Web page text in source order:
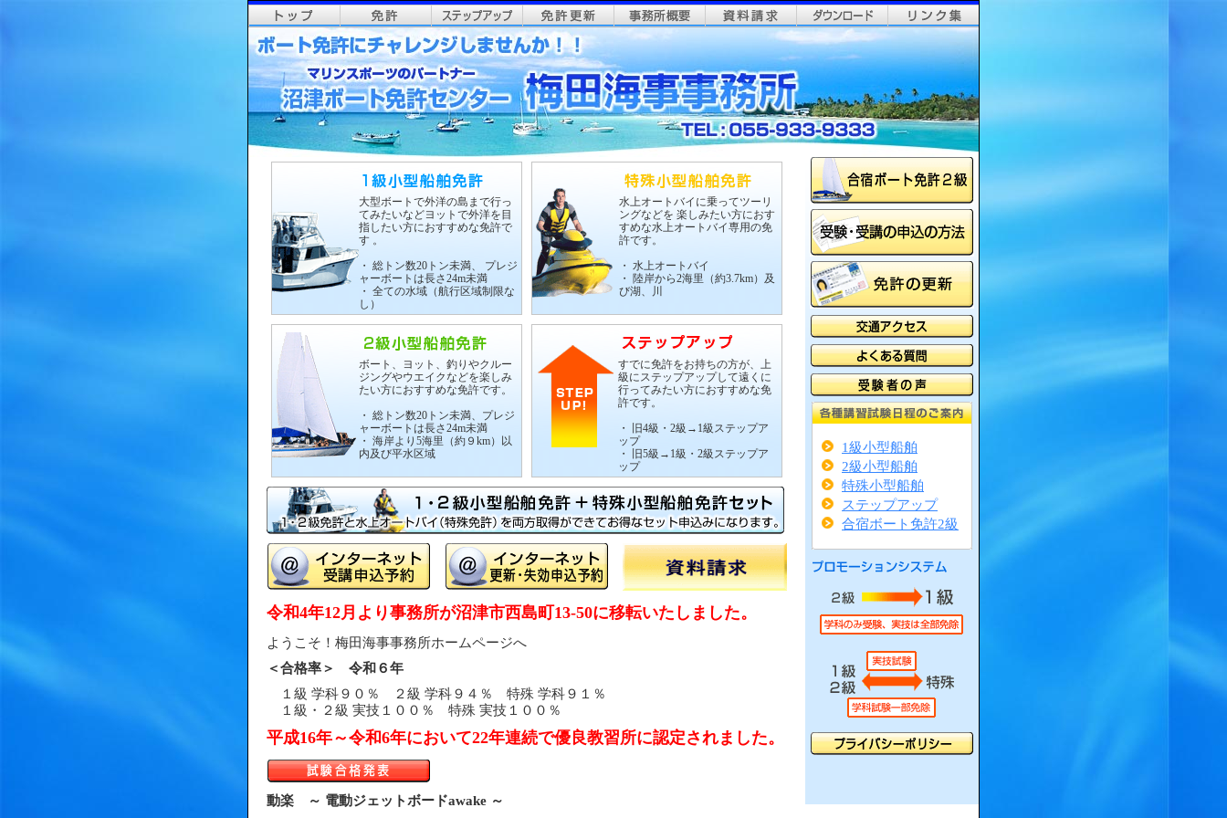
1級小型船舶
2級小型船舶
特殊小型船舶
ステップアップ
合宿ボート免許2級
大型ボートで外洋の島まで行っ
てみたいなどヨットで外洋を目
指したい方におすすめな免許で
す 。
・ 総トン数20トン未満、 プレジ
ャーボートは長さ24m未満
・ 全ての水域（航行区域制限な
し）
水上オートバイに乗ってツーリ
ングなどを 楽しみたい方におす
すめな水上オートバイ専用の免
許です。
・ 水上オートバイ
・ 陸岸から2海里（約3.7km）及
び湖、川
ボート、ヨット、釣りやクルー
ジングやウエイクなどを楽しみ
たい方におすすめな免許です。
・ 総トン数20トン未満、プレジ
ャーボートは長さ24m未満
・ 海岸より5海里（約９km）以
内及び平水区域
すでに免許をお持ちの方が、上
級にステップアップして遠くに
行ってみたい方におすすめな免
許です。
・ 旧4級・2級→1級ステップア
ップ
・ 旧5級→1級・2級ステップア
ップ
令和4年12月より事務所が沼津市西島町13-50に移転いたしました。
ようこそ！梅田海事事務所ホームページへ
＜合格率＞ 令和６年
１級 学科９０％ ２級 学科９４％ 特殊 学科９１％
１級・２級 実技１００％ 特殊 実技１００％
平成16年～令和6年において22年連続で優良教習所に認定されました。
動楽 ～ 電動ジェットボードawake ～